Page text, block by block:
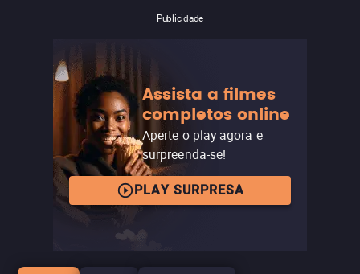
Publicidade
Assista a filmes
completos online
Aperte o play agora e
surpreenda-se!
PLAY SURPRESA